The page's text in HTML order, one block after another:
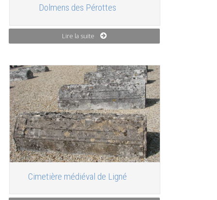
Dolmens des Pérottes
Lire la suite
Cimetière médiéval de Ligné